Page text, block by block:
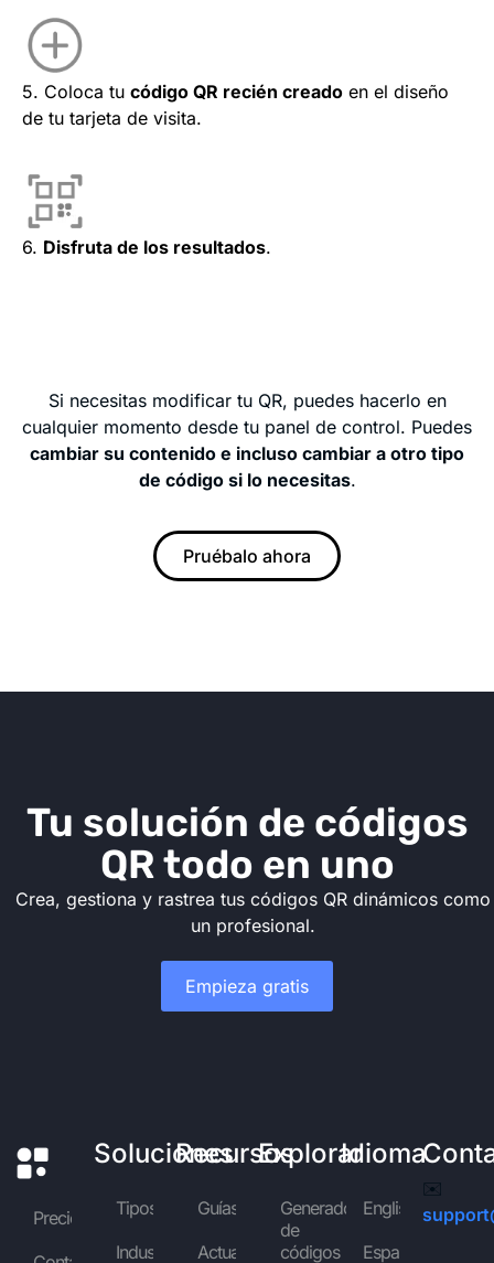
5. Coloca tu código QR recién creado en el diseño
de tu tarjeta de visita.
6. Disfruta de los resultados.
Si necesitas modificar tu QR, puedes hacerlo en
cualquier momento desde tu panel de control. Puedes
cambiar su contenido e incluso cambiar a otro tipo
de código si lo necesitas.
Pruébalo ahora
Tu solución de códigos
QR todo en uno
Crea, gestiona y rastrea tus códigos QR dinámicos como
un profesional.
Empieza gratis
Precios
Soluciones
Tipos
Industrias
Recursos
Guías
Actualidad
Explorar
Generador
de
códigos
Idioma
English
Español
✉️